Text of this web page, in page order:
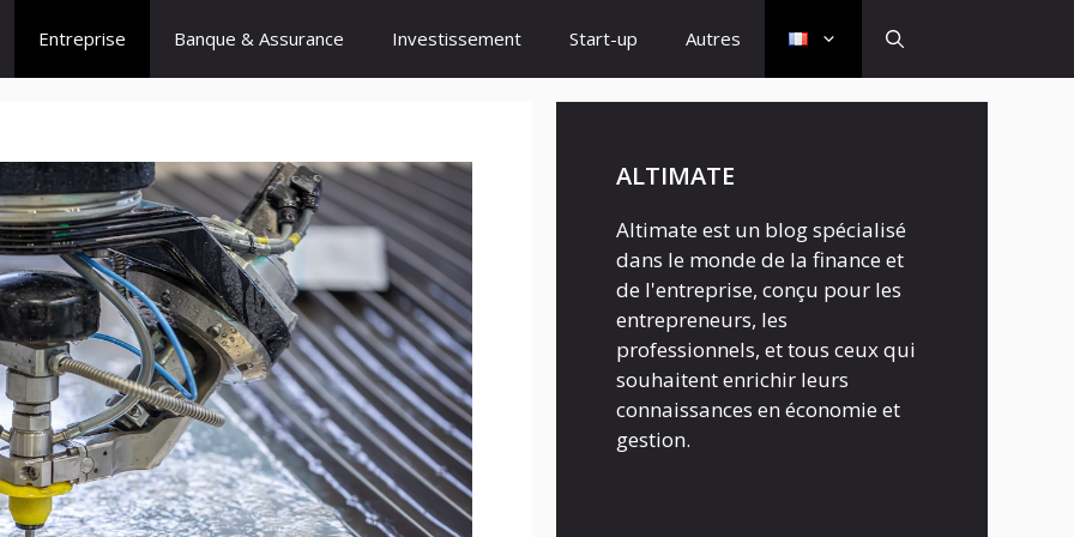
Entreprise Banque & Assurance Investissement Start-up Autres
ALTIMATE
Altimate est un blog spécialisé
dans le monde de la finance et
de l'entreprise, conçu pour les
entrepreneurs, les
professionnels, et tous ceux qui
souhaitent enrichir leurs
connaissances en économie et
gestion.